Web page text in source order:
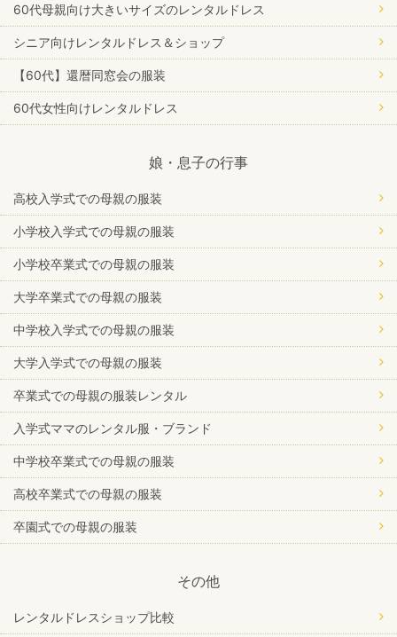
60代母親向け大きいサイズのレンタルドレス
シニア向けレンタルドレス＆ショップ
【60代】還暦同窓会の服装
60代女性向けレンタルドレス
娘・息子の行事
高校入学式での母親の服装
小学校入学式での母親の服装
小学校卒業式での母親の服装
大学卒業式での母親の服装
中学校入学式での母親の服装
大学入学式での母親の服装
卒業式での母親の服装レンタル
入学式ママのレンタル服・ブランド
中学校卒業式での母親の服装
高校卒業式での母親の服装
卒園式での母親の服装
その他
レンタルドレスショップ比較